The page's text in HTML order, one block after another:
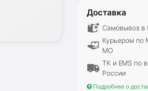
Доставка
Самовывоз в
Курьером по
МО
ТК и EMS по
России
Подробнее о